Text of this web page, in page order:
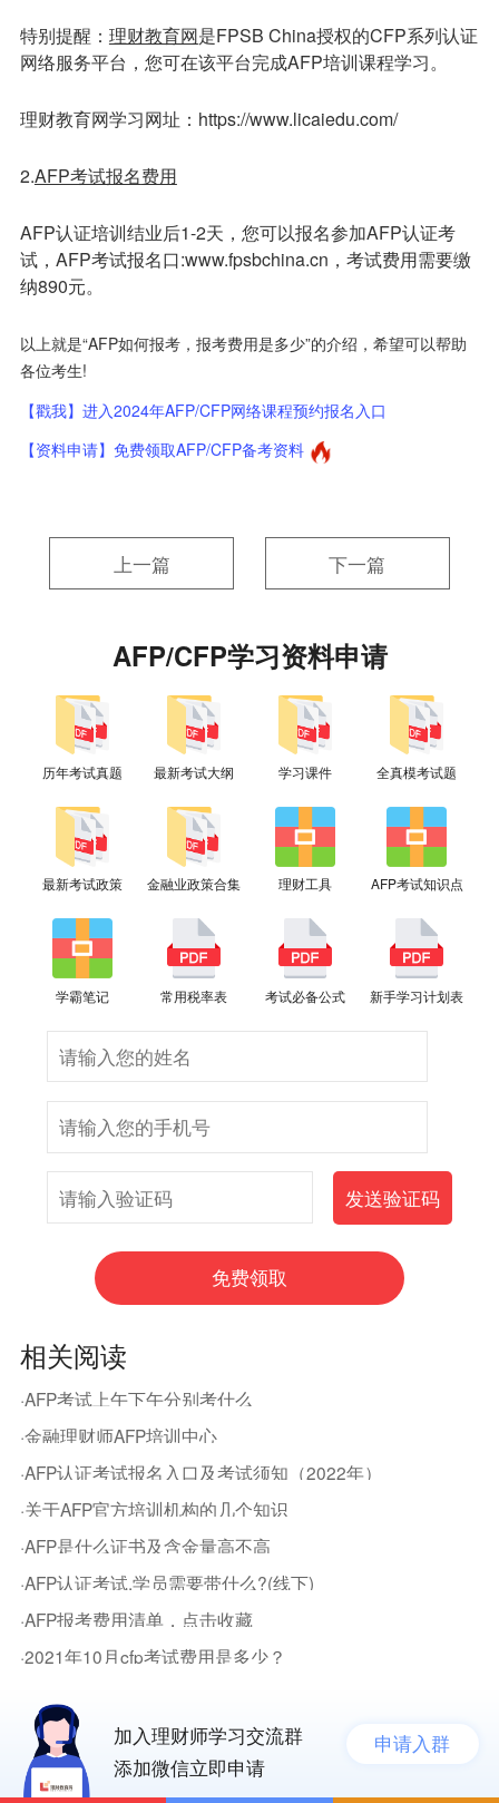
特别提醒： 理财教育网是FPSB China授权的CFP系列认证
网络服务平台，您可在该平台完成AFP培训课程学习。
理财教育网学习网址：https://www.licaiedu.com/
2.AFP考试报名费用
AFP认证培训结业后1-2天，您可以报名参加AFP认证考
试，AFP考试报名口:www.fpsbchina.cn，考试费用需要缴
纳890元。
以上就是“AFP如何报考，报考费用是多少”的介绍，希望可以帮助
各位考生!
【戳我】进入2024年AFP/CFP网络课程预约报名入口
【资料申请】免费领取AFP/CFP备考资料
上一篇 下一篇
AFP/CFP学习资料申请
历年考试真题 最新考试大纲 学习课件 全真模考试题
最新考试政策 金融业政策合集 理财工具 AFP考试知识点
学霸笔记 常用税率表 考试必备公式 新手学习计划表
相关阅读
·AFP考试上午下午分别考什么
·金融理财师AFP培训中心
·AFP认证考试报名入口及考试须知（2022年）
·关于AFP官方培训机构的几个知识
·AFP是什么证书及含金量高不高
·AFP认证考试,学员需要带什么?(线下)
·AFP报考费用清单，点击收藏
·2021年10月cfp考试费用是多少？
加入理财师学习交流群
添加微信立即申请
申请入群